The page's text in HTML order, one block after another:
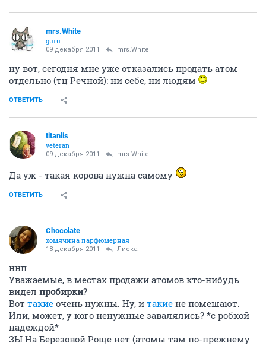
mrs.White
guru
09 декабря 2011 mrs.White
ну вот, сегодня мне уже отказались продать атом
отдельно (тц Речной): ни себе, ни людям
ОТВЕТИТЬ
titanlis
veteran
09 декабря 2011 mrs.White
Да уж - такая корова нужна самому
ОТВЕТИТЬ
Chocolate
хомячина парфюмерная
18 декабря 2011 Лиска
ннп
Уважаемые, в местах продажи атомов кто-нибудь
видел пробирки?
Вот такие очень нужны. Ну, и такие не помешают.
Или, может, у кого ненужные завалялись? *с робкой
надеждой*
ЗЫ На Березовой Роще нет (атомы там по-прежнему